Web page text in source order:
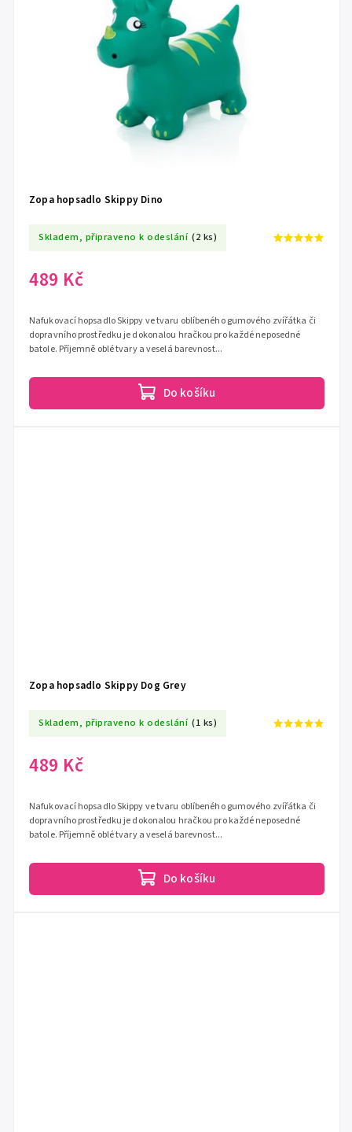
Zopa hopsadlo Skippy Dino
Skladem, připraveno k odeslání (2 ks)
489 Kč
Do košíku
Nafukovací hopsadlo Skippy ve tvaru oblíbeného gumového zvířátka či
dopravního prostředku je dokonalou hračkou pro každé neposedné
batole. Příjemně oblé tvary a veselá barevnost...
Zopa hopsadlo Skippy Dog Grey
Skladem, připraveno k odeslání (1 ks)
489 Kč
Do košíku
Nafukovací hopsadlo Skippy ve tvaru oblíbeného gumového zvířátka či
dopravního prostředku je dokonalou hračkou pro každé neposedné
batole. Příjemně oblé tvary a veselá barevnost...